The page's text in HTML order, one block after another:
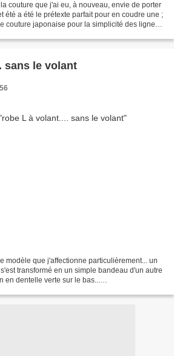
couture que j'ai eu, à nouveau, envie de porter
été a été le prétexte parfait pour en coudre une ;
couture japonaise pour la simplicité des lignes
sans le volant
modèle que j'affectionne particulièrement... un
transformé en un simple bandeau d'un autre
dentelle verte sur le bas...